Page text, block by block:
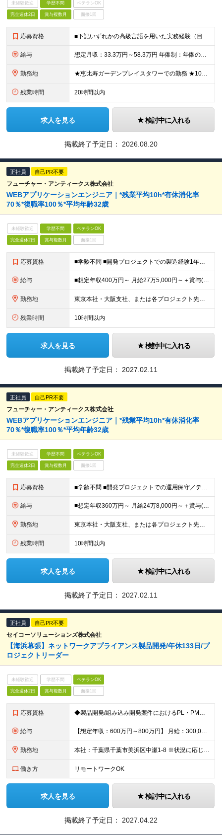
未経験歓迎 学歴不問 ベテランOK
完全週休2日 賞与複数月 面接1回
応募資格 ■下記いずれかの高級言語を用いた実務経験（目安：1年以上 ） ーPython、Java、C、C#、C++、Ruby、Go、PHP等 ・Webアプリケーションにおける実装、運用までの一貫した実務経験 ・
給与 想定月収：33.3万円～58.3万円 年俸制：年俸の1/12を毎月支給／400万～700万円(12分割)＋各種手当+業績賞与＋交通費 ★昇給査定年2回 ★3か月ごとのインセンティブあり ★入社1年後に
勤務地 ★恵比寿ガーデンプレイスタワーでの勤務 ★100％自社内開発＆受託案件 【本社】 東京都渋谷区恵比寿4-20-3 恵比寿ガーデンプレイスタワー11階 ※(変更の範囲)上記を除く当社関連勤務地
残業時間 20時間以内
求人を見る 検討中に入れる
掲載終了予定日： 2026.08.20
正社員 自己PR不要
フューチャー・アンティークス株式会社
WEBアプリケーションエンジニア｜*残業平均10h*有休消化率
70％*復職率100％*平均年齢32歳
未経験歓迎 学歴不問 ベテランOK
完全週休2日 賞与複数月 面接1回
応募資格 ■学齢不問 ■開発プロジェクトでの製造経験1年以上 【外国籍の方へ】 ※上記に加え、以下3点が必須となります。 ・製造経験2年以上 ・日本語能力試験（JLPT）N1の取得 ・日本国内の企業でのエンジ
給与 ■想定年収400万円～ 月給27万5,000円～＋賞与(2回) ※試用期間6カ月間中の雇用形態に差異はございません。 ※固定残業代（21時間分/3万8,600円～）を含みます。超過分は別途支給いたし
勤務地 東京本社・大阪支社、または各プロジェクト先（1都3県、大阪府内）にて勤務となります。 ※勤務地は希望を考慮します。 ※転居を伴う転勤はありません。 ■東京勤務 東京本社または東京都・千葉県・埼玉県・
残業時間 10時間以内
求人を見る 検討中に入れる
掲載終了予定日： 2027.02.11
正社員 自己PR不要
フューチャー・アンティークス株式会社
WEBアプリケーションエンジニア｜*残業平均10h*有休消化率
70％*復職率100％*平均年齢32歳
未経験歓迎 学歴不問 ベテランOK
完全週休2日 賞与複数月 面接1回
応募資格 ■学齢不問 ■開発プロジェクトでの運用保守／テスト1年以上 【外国籍の方へ】 ※上記に加え、以下3点が必須となります。 ・製造経験2年以上 ・日本語能力試験（JLPT）N1の取得 ・日本国内の企業で
給与 ■想定年収360万円～ 月給24万8,000円～＋賞与(2回) ※試用期間6カ月間中の雇用形態に差異はございません。 ※固定残業代（21時間分/3万4,800円～）を含みます。超過分は別途支給いたし
勤務地 東京本社・大阪支社、または各プロジェクト先（1都3県、大阪府内）にて勤務となります。 ※勤務地は希望を考慮します。 ※転居を伴う転勤はありません。 ■東京勤務 東京本社または東京都・千葉県・埼玉県・
残業時間 10時間以内
求人を見る 検討中に入れる
掲載終了予定日： 2027.02.11
正社員 自己PR不要
セイコーソリューションズ株式会社
【海浜幕張】ネットワークアプライアンス製品開発/年休133日/プ
ロジェクトリーダー
未経験歓迎 学歴不問 ベテランOK
完全週休2日 賞与複数月 面接1回
応募資格 ◆製品開発/組み込み開発案件におけるPL・PMのご経験 ◆高専卒以上の方
給与 【想定年収：600万円～800万円】 月給：300,000円～470,000円 ◇賞与実績年2回 ◇決算賞与あり ※試用期間3ヶ月（期間中の差異なし） ※残業代全額支給
勤務地 本社：千葉県千葉市美浜区中瀬1-8 ※状況に応じて週2～3日の在宅勤務可 ※就業場所変更の範囲:当社の定めるところ
働き方 リモートワークOK
求人を見る 検討中に入れる
掲載終了予定日： 2027.04.22